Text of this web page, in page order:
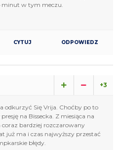
minut w tym meczu.
CYTUJ ODPOWIEDZ
+3
odkurzyć Się Vrija. Choćby po to
na Bissecka. Z miesiąca na
coraz bardziej rozczarowany
już ma i czas najwyższy przestać
błędy.